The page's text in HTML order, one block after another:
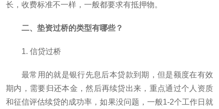
长，收费标准不一样，一般都要求有抵押物。
二、垫资过桥的类型有哪些？
1. 信贷过桥
最常用的就是银行先息后本贷款到期，但是额度在有效
期内，需要归还本金，然后再续贷出来，重点通过个人资质
和征信评估续贷的成功率，如果没问题，一般1-2个工作日就